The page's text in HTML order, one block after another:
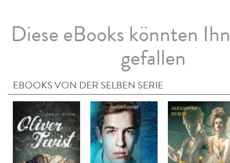
Diese eBooks könnten
gefallen
EBOOKS VON DER SELBEN SERIE